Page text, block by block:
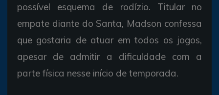
possível esquema de rodízio. Titular no
empate diante do Santa, Madson confessa
que gostaria de atuar em todos os jogos,
apesar de admitir a dificuldade com a
parte física nesse início de temporada.